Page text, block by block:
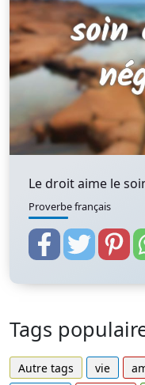
Le droit aime le
Proverbe français
Tags
Autre tags vie